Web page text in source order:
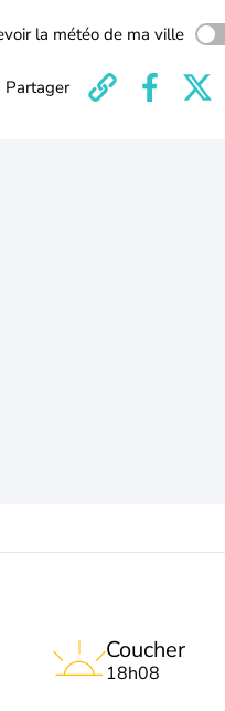
la météo de ma ville
Partager
Coucher
18h08